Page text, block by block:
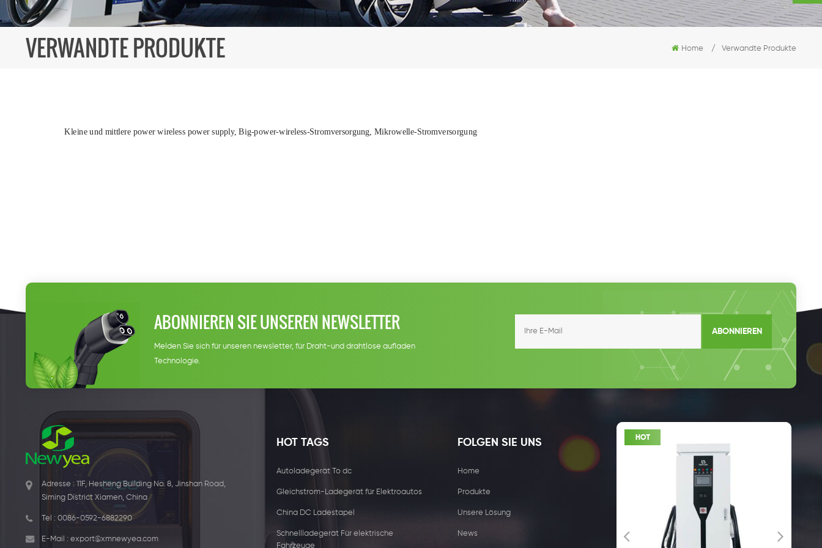
VERWANDTE PRODUKTE Home / Verwandte Produkte
Kleine und mittlere power wireless power supply, Big-power-wireless-Stromversorgung, Mikrowelle-Stromversorgung
ABONNIEREN SIE UNSEREN NEWSLETTER
Melden Sie sich für unseren newsletter, für Draht-und drahtlose aufladen
Technologie.
ABONNIEREN
Adresse : 11F, Hesheng Building No. 8, Jinshan Road,
Siming District Xiamen, China
Tel : 0086-0592-6882290
E-Mail : export@xmnewyea.com
HOT TAGS
Autoladegerät To dc
Gleichstrom-Ladegerät für Elektroautos
China DC Ladestapel
Schnellladegerät Für elektrische
Fahrzeuge
FOLGEN SIE UNS
Home
Produkte
Unsere Lösung
News